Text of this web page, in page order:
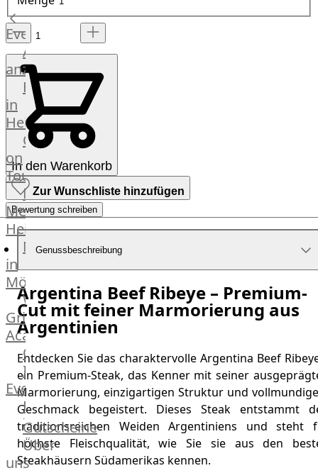
Küchenhelfer
Grillgeräte
Beefer®
Gasgrills
Big
Green
Egg
Grill
Nesmuk
Berkel
Dry
Aging
Schrank
Bücher
&
Poster
Events
Alle
anzeigen
Fleischkompetenz
in
Heinsberg
OTTO
on
Tour
Männer
Metzger
Heinsberg
Markthalle
in
Mönchengladbach
Weber®
Grill
Academy
OTTO@Home
Individuelle
Events
Partner
Kalender
Gästehaus
Villa
Gutscheine
Über
uns
In den Warenkorb
Zur Wunschliste hinzufügen
Bewertung schreiben
Genussbeschreibung
Argentina Beef Ribeye – Premium-
Cut mit feiner Marmorierung aus
Argentinien
Entdecken Sie das charaktervolle Argentina Beef
ein Premium-Steak, das Kenner mit seiner
Marmorierung, einzigartigen Struktur und
Geschmack begeistert. Dieses Steak entstammt
traditionsreichen Weiden Argentiniens und steht
höchste Fleischqualität, wie Sie sie aus den
Steakhäusern Südamerikas kennen.